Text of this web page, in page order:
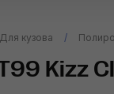
Для кузова
Kizz